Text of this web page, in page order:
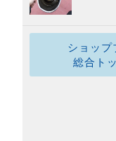
ショップ
総合ト